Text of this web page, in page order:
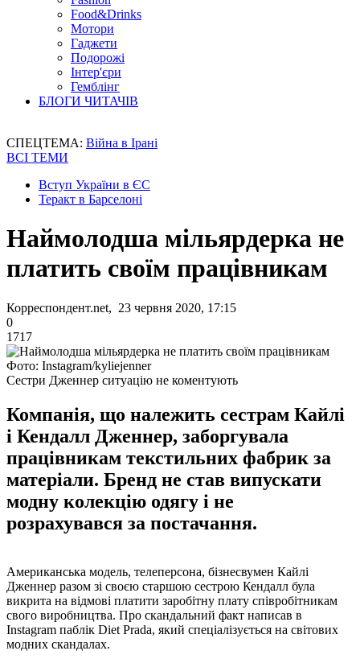
Food&Drinks
Мотори
Гаджети
Подорожі
Інтер'єри
Гемблінг
БЛОГИ ЧИТАЧІВ
СПЕЦТЕМА: Війна в Ірані
ВСІ ТЕМИ
Вступ України в ЄС
Теракт в Барселоні
Наймолодша мільярдерка не
платить своїм працівникам
Корреспондент.net, 23 червня 2020, 17:15
0
1717
Фото: Instagram/kyliejenner
Сестри Дженнер ситуацію не коментують
Компанія, що належить сестрам Кайлі
і Кендалл Дженнер, заборгувала
працівникам текстильних фабрик за
матеріали. Бренд не став випускати
модну колекцію одягу і не
розрахувався за постачання.
Американська модель, телеперсона, бізнесвумен Кайлі
Дженнер разом зі своєю старшою сестрою Кендалл була
викрита на відмові платити заробітну плату співробітникам
свого виробництва. Про скандальний факт написав в
Instagram паблік Diet Prada, який спеціалізується на світових
модних скандалах.